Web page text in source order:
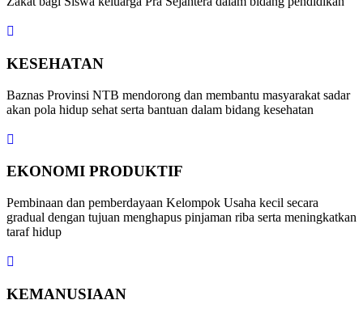
KESEHATAN
Baznas Provinsi NTB mendorong dan membantu masyarakat sadar
akan pola hidup sehat serta bantuan dalam bidang kesehatan
EKONOMI PRODUKTIF
Pembinaan dan pemberdayaan Kelompok Usaha kecil secara
gradual dengan tujuan menghapus pinjaman riba serta meningkatkan
taraf hidup
KEMANUSIAAN